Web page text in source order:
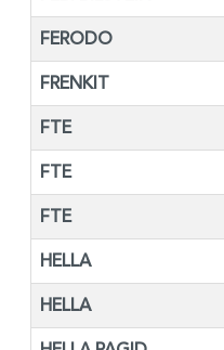
FERODO
FRENKIT
FTE
FTE
FTE
HELLA
HELLA